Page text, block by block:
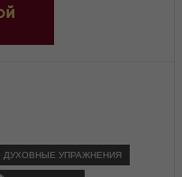
ДУХОВНЫЕ УПРАЖНЕНИЯ